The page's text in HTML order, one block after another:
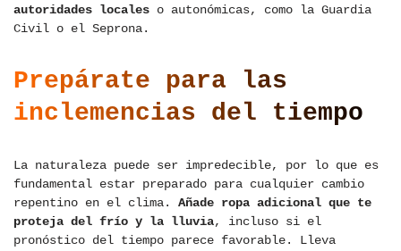
autoridades locales o autonómicas, como la Guardia
Civil o el Seprona.
Prepárate para las
inclemencias del tiempo
La naturaleza puede ser impredecible, por lo que es
fundamental estar preparado para cualquier cambio
repentino en el clima. Añade ropa adicional que te
proteja del frío y la lluvia, incluso si el
pronóstico del tiempo parece favorable. Lleva